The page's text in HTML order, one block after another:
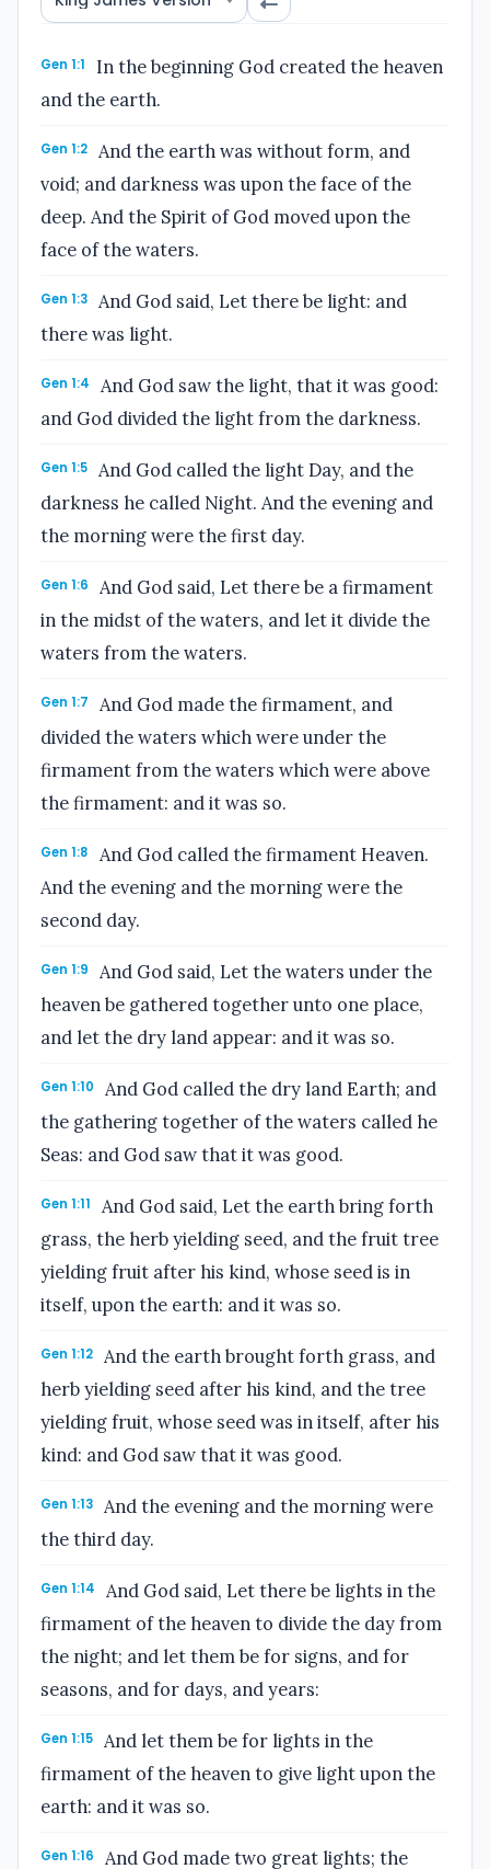
Gen 1:1
In the beginning God created the heaven
and the earth.
Gen 1:2
And the earth was without form, and
void; and darkness was upon the face of the
deep. And the Spirit of God moved upon the
face of the waters.
Gen 1:3
And God said, Let there be light: and
there was light.
Gen 1:4
And God saw the light, that it was good:
and God divided the light from the darkness.
Gen 1:5
And God called the light Day, and the
darkness he called Night. And the evening and
the morning were the first day.
Gen 1:6
And God said, Let there be a firmament
in the midst of the waters, and let it divide the
waters from the waters.
Gen 1:7
And God made the firmament, and
divided the waters which were under the
firmament from the waters which were above
the firmament: and it was so.
Gen 1:8
And God called the firmament Heaven.
And the evening and the morning were the
second day.
Gen 1:9
And God said, Let the waters under the
heaven be gathered together unto one place,
and let the dry land appear: and it was so.
Gen 1:10
And God called the dry land Earth; and
the gathering together of the waters called he
Seas: and God saw that it was good.
Gen 1:11
And God said, Let the earth bring forth
grass, the herb yielding seed, and the fruit tree
yielding fruit after his kind, whose seed is in
itself, upon the earth: and it was so.
Gen 1:12
And the earth brought forth grass, and
herb yielding seed after his kind, and the tree
yielding fruit, whose seed was in itself, after his
kind: and God saw that it was good.
Gen 1:13
And the evening and the morning were
the third day.
Gen 1:14
And God said, Let there be lights in the
firmament of the heaven to divide the day from
the night; and let them be for signs, and for
seasons, and for days, and years:
Gen 1:15
And let them be for lights in the
firmament of the heaven to give light upon the
earth: and it was so.
Gen 1:16 And God made two great lights; the